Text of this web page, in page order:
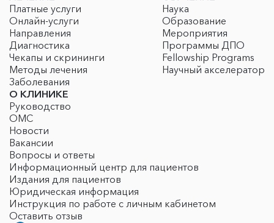
Платные услуги
Онлайн-услуги
Направления
Диагностика
Чекапы и скрининги
Методы лечения
Заболевания
Наука
Образование
Мероприятия
Программы ДПО
Fellowship Programs
Научный акселератор
О КЛИНИКЕ
Руководство
ОМС
Новости
Вакансии
Вопросы и ответы
Информационный центр для пациентов
Издания для пациентов
Юридическая информация
Инструкция по работе с личным кабинетом
Оставить отзыв